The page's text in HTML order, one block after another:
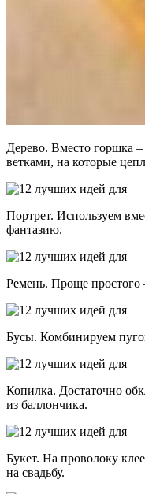
Дерево. Вместо горшка –
ветками, на которые
Портрет. Используем
фантазию.
Ремень. Проще
Бусы. Комбинируем
Копилка. Достаточно
из баллончика.
Букет. На проволоку
на свадьбу.